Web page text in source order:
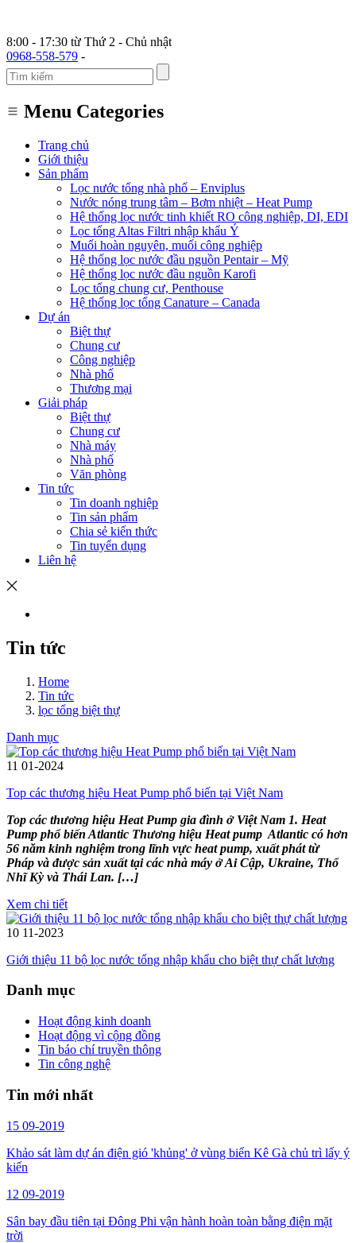
8:00 - 17:30 từ Thứ 2 - Chủ nhật
0968-558-579 -
Menu Categories
Trang chủ
Giới thiệu
Sản phẩm
Lọc nước tổng nhà phố – Enviplus
Nước nóng trung tâm – Bơm nhiệt – Heat Pump
Hệ thống lọc nước tinh khiết RO công nghiệp, DI, EDI
Lọc tổng Altas Filtri nhập khẩu Ý
Muối hoàn nguyên, muối công nghiệp
Hệ thống lọc nước đầu nguồn Pentair – Mỹ
Hệ thống lọc nước đầu nguồn Karofi
Lọc tổng chung cư, Penthouse
Hệ thống lọc tổng Canature – Canada
Dự án
Biệt thự
Chung cư
Công nghiệp
Nhà phố
Thương mại
Giải pháp
Biệt thự
Chung cư
Nhà máy
Nhà phố
Văn phòng
Tin tức
Tin doanh nghiệp
Tin sản phẩm
Chia sẻ kiến thức
Tin tuyển dụng
Liên hệ
Tin tức
Home
Tin tức
lọc tổng biệt thự
Danh mục
11 01-2024
Top các thương hiệu Heat Pump phổ biến tại Việt Nam
Top các thương hiệu Heat Pump gia đình ở Việt Nam 1. Heat
Pump phổ biến Atlantic Thương hiệu Heat pump Atlantic có hơn
56 năm kinh nghiệm trong lĩnh vực heat pump, xuất phát từ
Pháp và được sản xuất tại các nhà máy ở Ai Cập, Ukraine, Thổ
Nhĩ Kỳ và Thái Lan. […]
Xem chi tiết
10 11-2023
Giới thiệu 11 bộ lọc nước tổng nhập khẩu cho biệt thự chất lượng
Danh mục
Hoạt động kinh doanh
Hoạt động vì cộng đồng
Tin báo chí truyền thông
Tin công nghệ
Tin mới nhất
15 09-2019
Khảo sát làm dự án điện gió 'khủng' ở vùng biển Kê Gà chủ trì lấy ý
kiến
12 09-2019
Sân bay đầu tiên tại Đông Phi vận hành hoàn toàn bằng điện mặt
trời